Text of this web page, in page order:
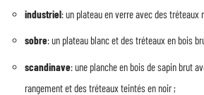
industriel: un plateau en verre avec des tréteaux
sobre: un plateau blanc et des tréteaux en bois
scandinave: une planche en bois de sapin brut
rangement et des tréteaux teintés en noir ;